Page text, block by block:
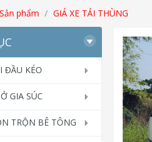
Sản phẩm GIÁ XE TẢI THÙNG
ĐẦU KÉO
GIA SÚC
TRỘN BÊ TÔNG